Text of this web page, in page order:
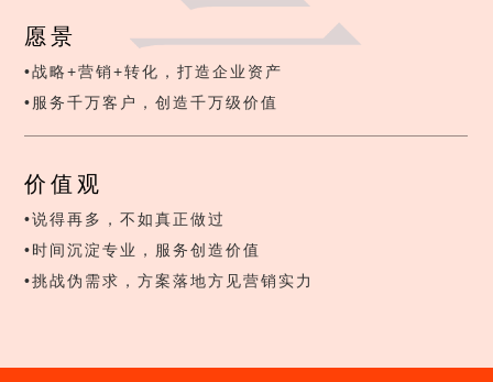
愿景
•战略+营销+转化，打造企业资产
•服务千万客户，创造千万级价值
价值观
•说得再多，不如真正做过
•时间沉淀专业，服务创造价值
•挑战伪需求，方案落地方见营销实力